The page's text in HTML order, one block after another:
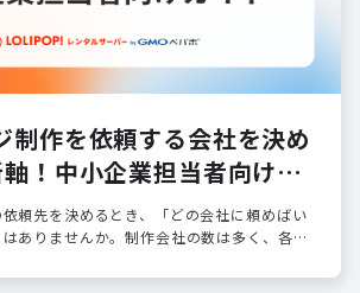
制作を依頼する会社を決め
！中小企業担当者向けガ
頼先を決めるとき、「どの会社に頼めばい
ありませんか。制作会社の数は多く、各社